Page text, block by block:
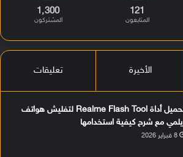
121
المتابعون
1٬300
المشتركون
الأخيرة تعليقات
تحميل أداة Realme Flash Tool لتفليش هواتف
مع شرح كيفية استخدامها
8 فبراير 2026